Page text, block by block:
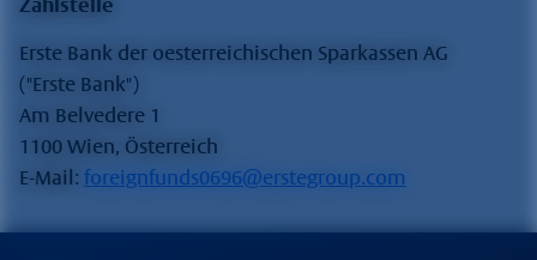
Zahlstelle
Erste Bank der oesterreichischen Sparkassen AG
("Erste Bank")
Am Belvedere 1
1100 Wien, Österreich
E-Mail: foreignfunds0696@erstegroup.com